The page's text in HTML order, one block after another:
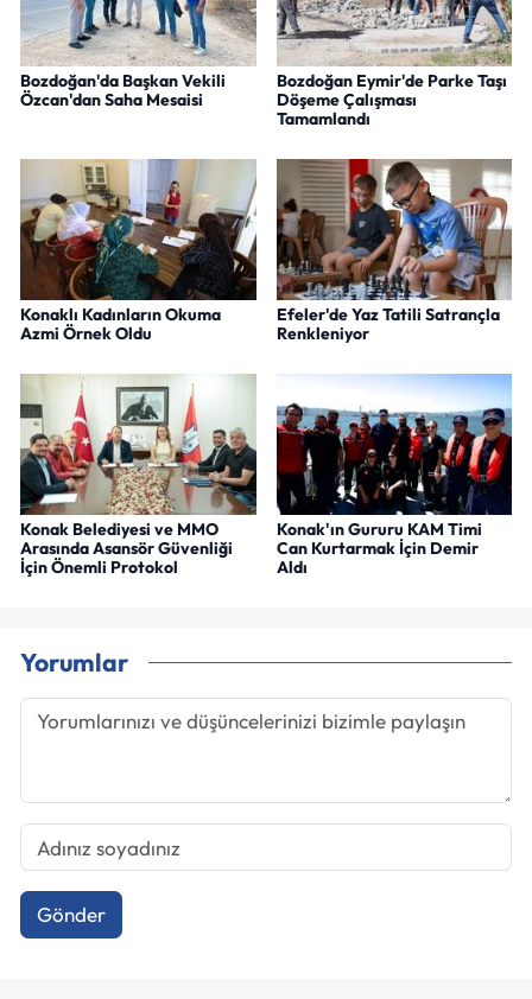
Bozdoğan'da Başkan Vekili
Özcan'dan Saha Mesaisi
Bozdoğan Eymir'de Parke Taşı
Döşeme Çalışması
Tamamlandı
Konaklı Kadınların Okuma
Azmi Örnek Oldu
Efeler'de Yaz Tatili Satrançla
Renkleniyor
Konak Belediyesi ve MMO
Arasında Asansör Güvenliği
İçin Önemli Protokol
Konak'ın Gururu KAM Timi
Can Kurtarmak İçin Demir
Aldı
Yorumlar
Gönder